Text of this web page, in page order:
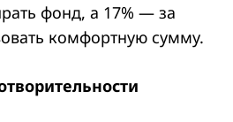
фонд, а 17% — за
комфортную сумму.